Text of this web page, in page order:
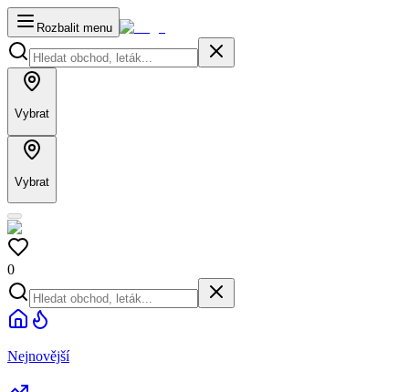
Rozbalit menu
Vybrat
Vybrat
0
Nejnovější